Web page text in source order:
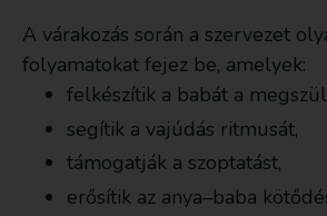
A várakozás során a szervezet
folyamatokat fejez be, amelyek:
felkészítik a babát a
segítik a vajúdás ritmusát,
támogatják a szoptatást,
erősítik az anya–baba